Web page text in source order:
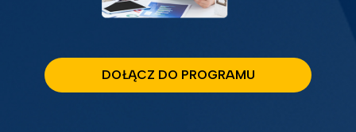
DOŁĄCZ DO PROGRAMU